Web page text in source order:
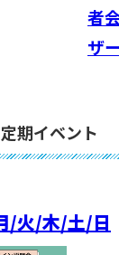
者
ザ
定期イベント
/火/木/土/日